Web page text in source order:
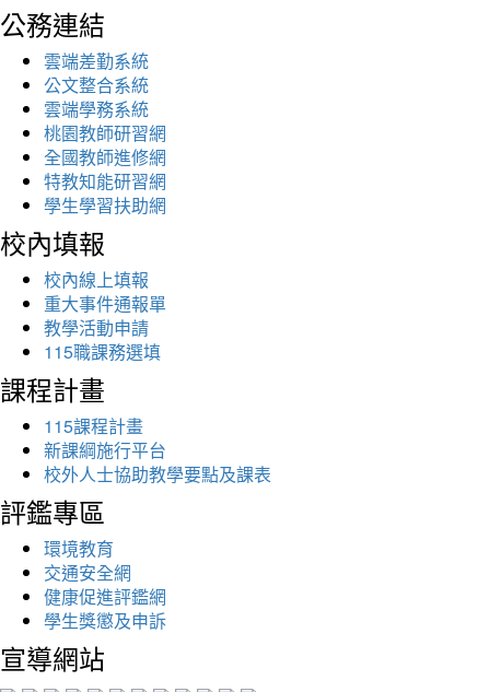
公務連結
雲端差勤系統
公文整合系統
雲端學務系統
桃園教師研習網
全國教師進修網
特教知能研習網
學生學習扶助網
校內填報
校內線上填報
重大事件通報單
教學活動申請
115職課務選填
課程計畫
115課程計畫
新課綱施行平台
校外人士協助教學要點及課表
評鑑專區
環境教育
交通安全網
健康促進評鑑網
學生獎懲及申訴
宣導網站